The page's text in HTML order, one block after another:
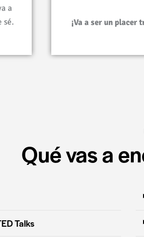
a
sé.
¡Va a ser un placer
Qué vas a
Talks